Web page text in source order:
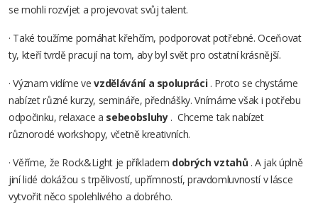
se mohli rozvíjet a projevovat svůj talent.
· Také toužíme pomáhat křehčím, podporovat potřebné. Oceňovat
ty, kteří tvrdě pracují na tom, aby byl svět pro ostatní krásnější.
· Význam vidíme vevzdělávání a spolupráci. Proto se chystáme
nabízet různé kurzy, semináře, přednášky. Vnímáme však i potřebu
odpočinku, relaxace a sebeobsluhy. Chceme tak nabízet
různorodé workshopy, včetně kreativních.
· Věříme, že Rock&Light je příkladem dobrých vztahů . A jak úplně
jiní lidé dokážou s trpělivostí, upřímností, pravdomluvností v lásce
vytvořit něco spolehlivého a dobrého.